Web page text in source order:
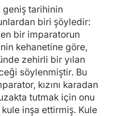
geniş tarihinin
biri şöyledir:
bir imparatorun
kehanetine göre,
zehirli bir yılan
söylenmiştir. Bu
kızını karadan
tutmak için onu
inşa ettirmiş. Kule